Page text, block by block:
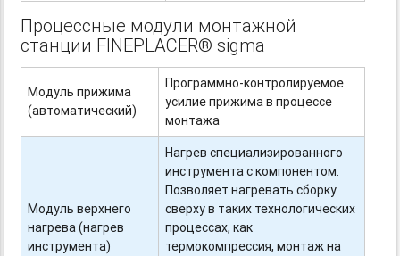
Процессные модули монтажной
станции FINEPLACER® sigma
Модуль прижима
(автоматический)
Программно-контролируемое
усилие прижима в процессе
монтажа
Модуль верхнего
нагрева (нагрев
инструмента)
Нагрев специализированного
инструмента с компонентом.
Позволяет нагревать сборку
сверху в таких технологических
процессах, как
термокомпрессия, монтаж на